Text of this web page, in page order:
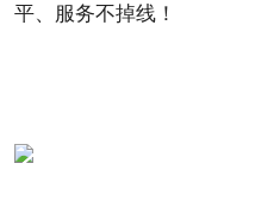
平、服务不掉线！